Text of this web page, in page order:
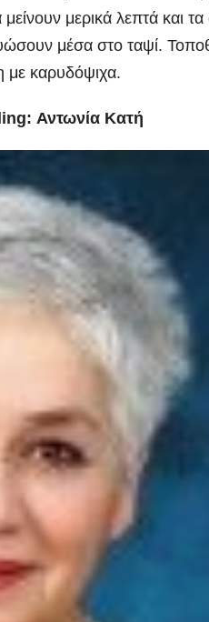
μερικά λεπτά και
μέσα στο ταψί.
με καρυδόψιχα.
Αντωνία Κατή